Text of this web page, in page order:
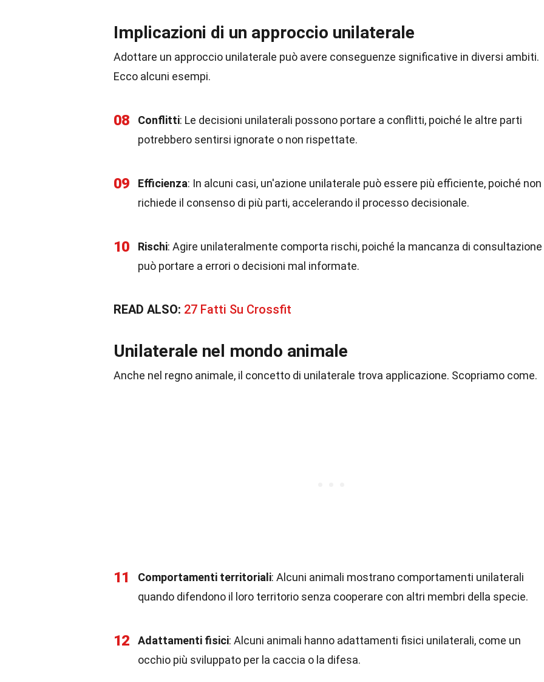
Implicazioni di un approccio unilaterale
Adottare un approccio unilaterale può avere conseguenze significative in diversi ambiti.
Ecco alcuni esempi.
08 Conflitti: Le decisioni unilaterali possono portare a conflitti, poiché le altre parti
potrebbero sentirsi ignorate o non rispettate.
09 Efficienza: In alcuni casi, un'azione unilaterale può essere più efficiente, poiché non
richiede il consenso di più parti, accelerando il processo decisionale.
10 Rischi: Agire unilateralmente comporta rischi, poiché la mancanza di consultazione
può portare a errori o decisioni mal informate.
READ ALSO: 27 Fatti Su Crossfit
Unilaterale nel mondo animale
Anche nel regno animale, il concetto di unilaterale trova applicazione. Scopriamo come.
11 Comportamenti territoriali: Alcuni animali mostrano comportamenti unilaterali
quando difendono il loro territorio senza cooperare con altri membri della specie.
12 Adattamenti fisici: Alcuni animali hanno adattamenti fisici unilaterali, come un
occhio più sviluppato per la caccia o la difesa.